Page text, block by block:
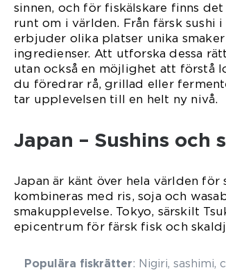
sinnen, och för fiskälskare finns
runt om i världen. Från färsk sushi
erbjuder olika platser unika
ingredienser. Att utforska dessa
utan också en möjlighet att förstå
du föredrar rå, grillad eller
tar upplevelsen till en helt ny nivå.
Japan – Sushins och
Japan är känt över hela världen för
kombineras med ris, soja och
smakupplevelse. Tokyo, särskilt
epicentrum för färsk fisk och
Populära fiskrätter: Nigiri, sashimi,